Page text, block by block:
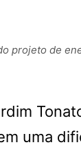
projeto de
uma